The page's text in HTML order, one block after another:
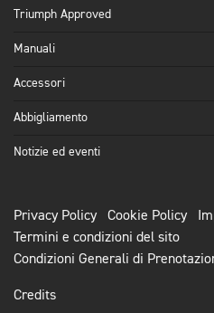
Triumph Approved
Manuali
Accessori
Abbigliamento
Notizie ed eventi
Privacy Policy Cookie Policy
Termini e condizioni del sito
Condizioni Generali di
Credits